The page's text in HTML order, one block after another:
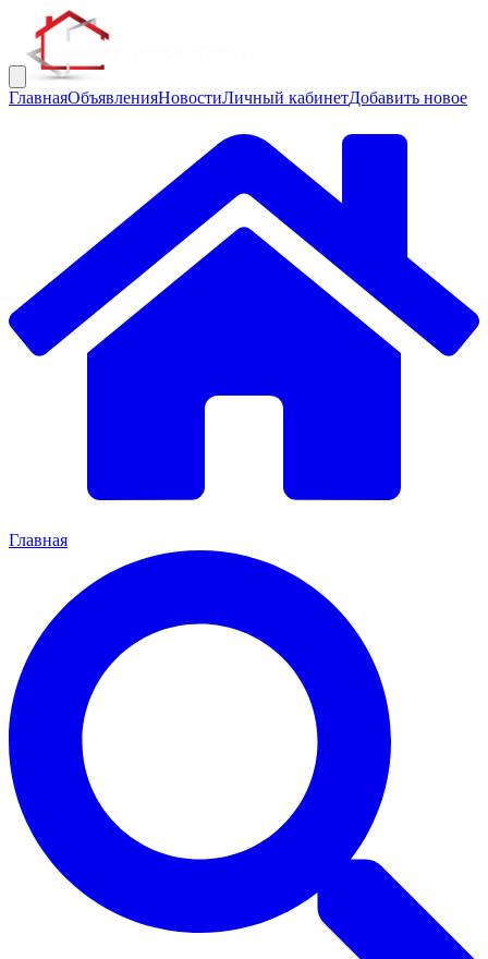
ГлавнаяОбъявленияНовостиЛичный кабинетДобавить новое
Главная